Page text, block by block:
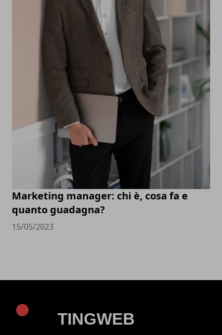
Marketing manager: chi è, cosa fa e
quanto guadagna?
15/05/2023